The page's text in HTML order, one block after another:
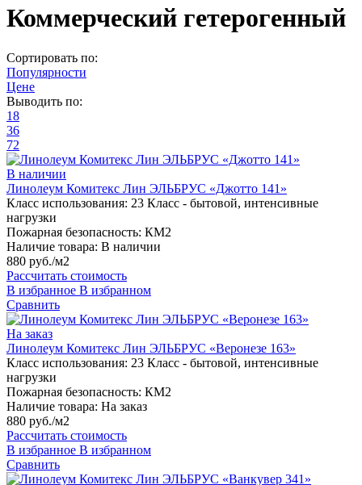
Коммерческий гетерогенный
Сортировать по:
Популярности
Цене
Выводить по:
18
36
72
В наличии
Линолеум Комитекс Лин ЭЛЬБРУС «Джотто 141»
Класс использования: 23 Класс - бытовой, интенсивные
нагрузки
Пожарная безопасность: КМ2
Наличие товара: В наличии
880 руб./м2
Рассчитать стоимость
В избранное В избранном
Сравнить
На заказ
Линолеум Комитекс Лин ЭЛЬБРУС «Веронезе 163»
Класс использования: 23 Класс - бытовой, интенсивные
нагрузки
Пожарная безопасность: КМ2
Наличие товара: На заказ
880 руб./м2
Рассчитать стоимость
В избранное В избранном
Сравнить